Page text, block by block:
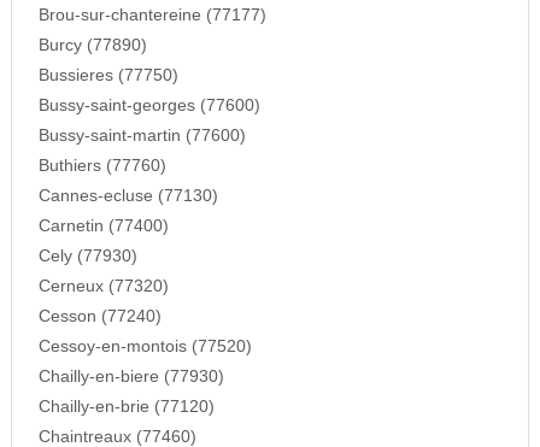
Brou-sur-chantereine (77177)
Burcy (77890)
Bussieres (77750)
Bussy-saint-georges (77600)
Bussy-saint-martin (77600)
Buthiers (77760)
Cannes-ecluse (77130)
Carnetin (77400)
Cely (77930)
Cerneux (77320)
Cesson (77240)
Cessoy-en-montois (77520)
Chailly-en-biere (77930)
Chailly-en-brie (77120)
Chaintreaux (77460)